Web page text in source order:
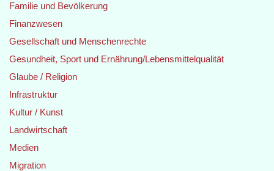
Familie und Bevölkerung
Finanzwesen
Gesellschaft und Menschenrechte
Gesundheit, Sport und Ernährung/Lebensmittelqualität
Glaube / Religion
Infrastruktur
Kultur / Kunst
Landwirtschaft
Medien
Migration